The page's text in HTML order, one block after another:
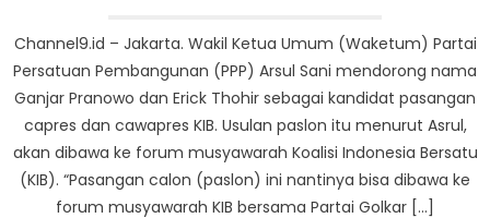
Channel9.id – Jakarta. Wakil Ketua Umum (Waketum) Partai
Persatuan Pembangunan (PPP) Arsul Sani mendorong nama
Ganjar Pranowo dan Erick Thohir sebagai kandidat pasangan
capres dan cawapres KIB. Usulan paslon itu menurut Asrul,
akan dibawa ke forum musyawarah Koalisi Indonesia Bersatu
(KIB). “Pasangan calon (paslon) ini nantinya bisa dibawa ke
forum musyawarah KIB bersama Partai Golkar […]